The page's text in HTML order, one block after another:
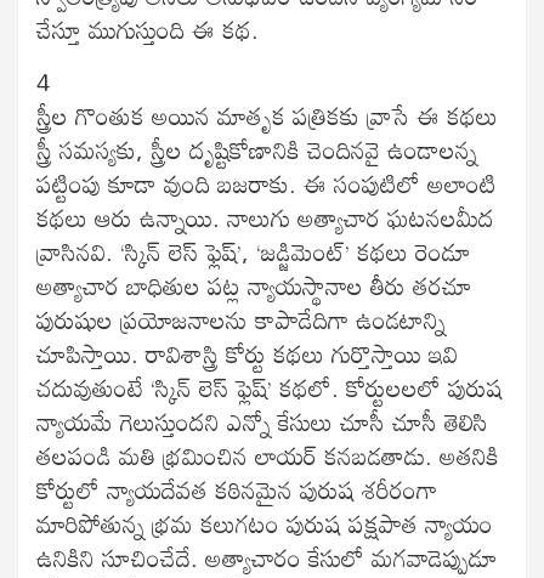
చేస్తూ ముగుస్తుంది ఈ కథ.
4
స్త్రీల గొంతుక అయిన మాతృక పత్రికకు వ్రాసే ఈ కథలు
స్త్రీ సమస్యకు, స్త్రీల దృష్టికోణానికి చెందినవై ఉండాలన్న
పట్టింపు కూడా వుంది బజరాకు. ఈ సంపుటిలో అలాంటి
కథలు ఆరు ఉన్నాయి. నాలుగు అత్యాచార ఘటనలమీద
వ్రాసినవి. ‘స్కిన్ లెస్ ఫ్లెష్’, ‘జడ్జిమెంట్’ కథలు రెండూ
అత్యాచార బాధితుల పట్ల న్యాయస్థానాల తీరు తరచూ
పురుషుల ప్రయోజనాలను కాపాడేదిగా ఉండటాన్ని
చూపిస్తాయి. రావిశాస్త్రి కోర్టు కథలు గుర్తొస్తాయి ఇవి
చదువుతుంటే ‘స్కిన్ లెస్ ఫ్లెష్’ కథలో. కోర్టులలలో పురుష
న్యాయమే గెలుస్తుందని ఎన్నో కేసులు చూసీ చూసీ తెలిసి
తలపండి మతి భ్రమించిన లాయర్ కనబడతాడు. అతనికి
కోర్టులో న్యాయదేవత కఠినమైన పురుష శరీరంగా
మారిపోతున్న భ్రమ కలుగటం పురుష పక్షపాత న్యాయం
ఉనికిని సూచించేదే. అత్యాచారం కేసులో మగవాడెప్పుడూ